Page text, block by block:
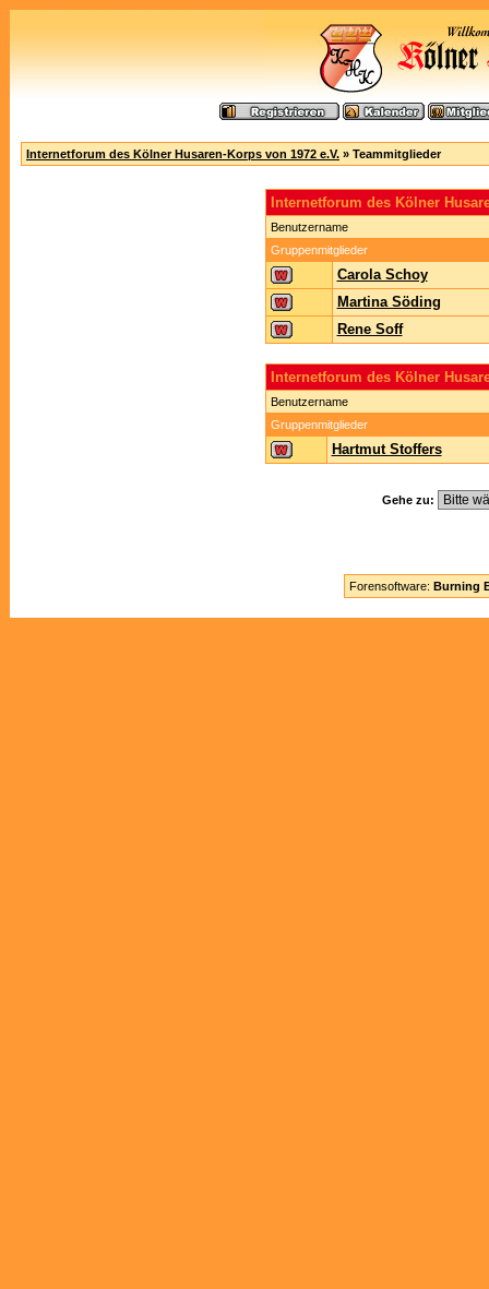
Internetforum des Kölner Husaren-Korps von 1972 e.V. » Teammitglieder
Internetforum des Kölner
Benutzername
Gruppenmitglieder
Carola Schoy
Martina Söding
Rene Soff
Internetforum des Kölner
Benutzername
Gruppenmitglieder
Hartmut Stoffers
Gehe zu:
Forensoftware: Burning